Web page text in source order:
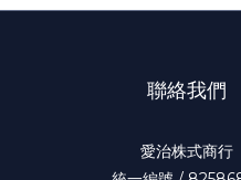
聯絡我們
愛治株式商行